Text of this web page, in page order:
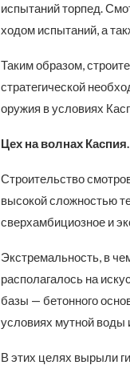
испытаний торпед.
ходом испытаний, а
Таким образом,
стратегической
оружия в условиях
Цех на волнах
Строительство
высокой сложностью
сверхамбициозное и
Экстремальность, в
располагалось на
базы — бетонного
условиях мутной
В этих целях вырыли